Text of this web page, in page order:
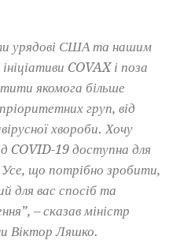
урядові США та нашим
COVAX і поза
якомога більше
груп, від
хвороби. Хочу
COVID-19 доступна для
Усе, що потрібно зробити,
для вас спосіб та
– сказав міністр
Віктор Ляшко.